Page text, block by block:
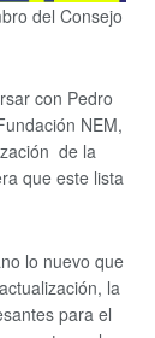
del Consejo
con Pedro
NEM,
de la
que este lista
lo nuevo que
la
para el